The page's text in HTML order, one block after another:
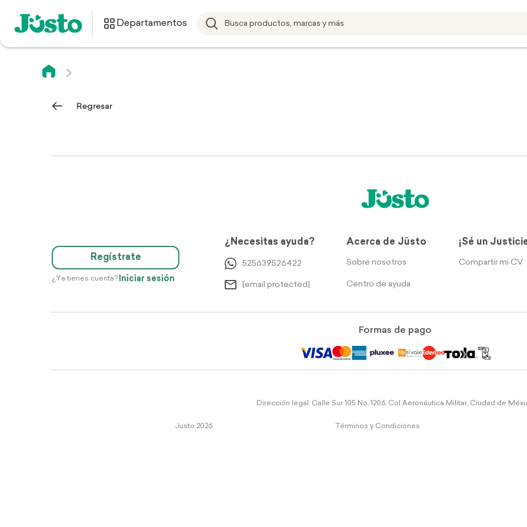
Departamentos
Regresar
Regístrate
¿Ya tienes cuenta? Iniciar sesión
¿Necesitas ayuda?
525639526422
[email protected]
Acerca de Jüsto
Sobre nosotros
Centro de ayuda
¡Sé un
Compartir mi CV
Formas de pago
Dirección legal: Calle Sur 105 No. 1206, Col Aeronáutica Militar, Ciudad de
Justo 2026 Términos y Condiciones